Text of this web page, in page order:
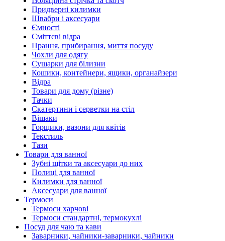
Придверні килимки
Швабри і аксесуари
Ємності
Сміттєві відра
Прання, прибирання, миття посуду
Чохли для одягу
Сушарки для білизни
Кошики, контейнери, ящики, органайзери
Відра
Товари для дому (різне)
Тачки
Скатертини і серветки на стіл
Вішаки
Горщики, вазони для квітів
Текстиль
Тази
Товари для ванної
Зубні щітки та аксесуари до них
Полиці для ванної
Килимки для ванної
Аксесуари для ванної
Термоси
Термоси харчові
Термоси стандартні, термокухлі
Посуд для чаю та кави
Заварники, чайники-заварники, чайники